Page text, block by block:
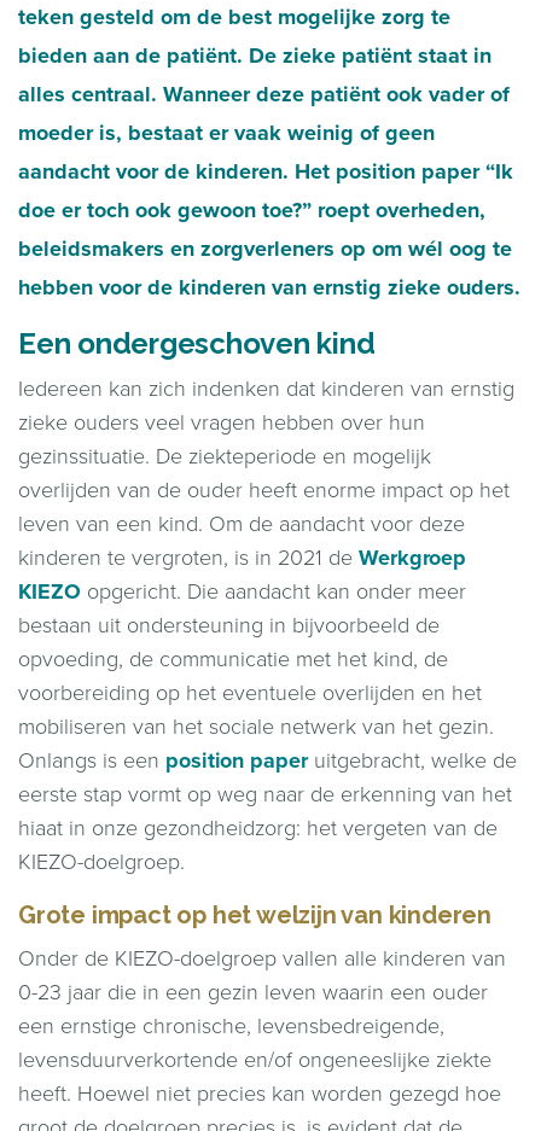
teken gesteld om de best mogelijke zorg te
bieden aan de patiënt. De zieke patiënt staat in
alles centraal. Wanneer deze patiënt ook vader of
moeder is, bestaat er vaak weinig of geen
aandacht voor de kinderen. Het position paper “Ik
doe er toch ook gewoon toe?” roept overheden,
beleidsmakers en zorgverleners op om wél oog te
hebben voor de kinderen van ernstig zieke ouders.
Een ondergeschoven kind
Iedereen kan zich indenken dat kinderen van ernstig
zieke ouders veel vragen hebben over hun
gezinssituatie. De ziekteperiode en mogelijk
overlijden van de ouder heeft enorme impact op het
leven van een kind. Om de aandacht voor deze
kinderen te vergroten, is in 2021 deWerkgroep
KIEZO opgericht. Die aandacht kan onder meer
bestaan uit ondersteuning in bijvoorbeeld de
opvoeding, de communicatie met het kind, de
voorbereiding op het eventuele overlijden en het
mobiliseren van het sociale netwerk van het gezin.
Onlangs is een position paperuitgebracht, welke de
eerste stap vormt op weg naar de erkenning van het
hiaat in onze gezondheidzorg: het vergeten van de
KIEZO-doelgroep.
Grote impact op het welzijn van kinderen
Onder de KIEZO-doelgroep vallen alle kinderen van
0-23 jaar die in een gezin leven waarin een ouder
een ernstige chronische, levensbedreigende,
levensduurverkortende en/of ongeneeslijke ziekte
heeft. Hoewel niet precies kan worden gezegd hoe